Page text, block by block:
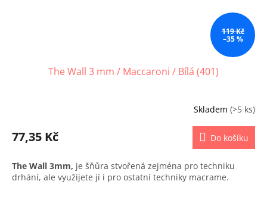
119 Kč
–35 %
The Wall 3 mm / Maccaroni / Bílá (401)
Skladem (>5 ks)
77,35 Kč Do košíku
The Wall 3mm, je šňůra stvořená zejména pro techniku
drhání, ale využijete jí i pro ostatní techniky macrame.